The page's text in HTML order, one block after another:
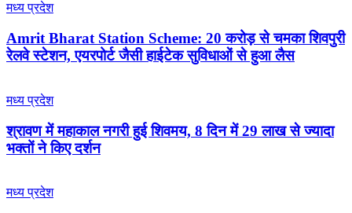
मध्य प्रदेश
Amrit Bharat Station Scheme: 20 करोड़ से चमका शिवपुरी
रेलवे स्टेशन, एयरपोर्ट जैसी हाईटेक सुविधाओं से हुआ लैस
मध्य प्रदेश
श्रावण में महाकाल नगरी हुई शिवमय, 8 दिन में 29 लाख से ज्यादा
भक्तों ने किए दर्शन
मध्य प्रदेश